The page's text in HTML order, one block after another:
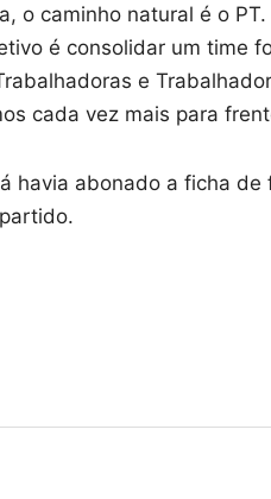
o caminho natural é o
é consolidar um time
e
cada vez mais para
havia abonado a ficha